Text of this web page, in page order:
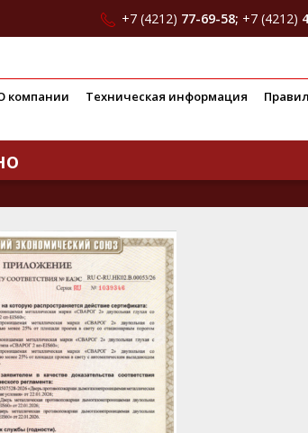
+7 (4212) 77-69-58; +7 (4212)
компании Техническая информация